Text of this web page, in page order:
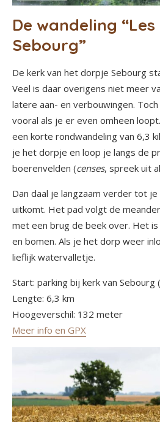
De wandeling “Les
Sebourg”
De kerk van het dorpje Sebourg
Veel is daar overigens niet meer
latere aan- en verbouwingen.
vooral als je er even omheen
een korte rondwandeling van 6,3
je het dorpje en loop je langs de
boerenvelden (censes, spreek uit
Dan daal je langzaam verder tot je
uitkomt. Het pad volgt de
met een brug de beek over. Het
en bomen. Als je het dorp weer
lieflijk watervalletje.
Start: parking bij kerk van Sebourg
Lengte: 6,3 km
Hoogeverschil: 132 meter
Meer info en GPX